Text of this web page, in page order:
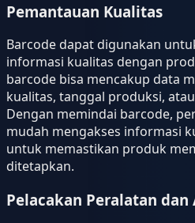
Pemantauan Kualitas
Barcode dapat digunakan
informasi kualitas dengan
barcode bisa mencakup data
kualitas, tanggal produksi,
Dengan memindai barcode,
mudah mengakses informasi
untuk memastikan produk
ditetapkan.
Pelacakan Peralatan dan